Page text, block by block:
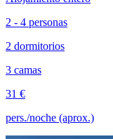
2 - 4 personas
2 dormitorios
3 camas
31 €
pers./noche (aprox.)